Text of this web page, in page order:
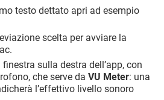
testo dettato apri ad esempio
scelta per avviare la
sulla destra dell’app, con
che serve da VU Meter: una
l’effettivo livello sonoro